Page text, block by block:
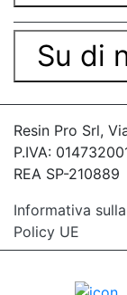
Su di
Resin Pro Srl,
P.IVA:
REA SP-210889
Informativa
Policy UE